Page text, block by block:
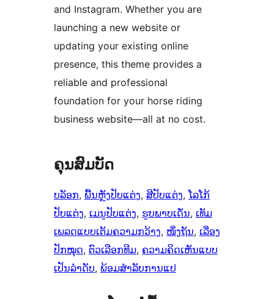
and Instagram. Whether you are
launching a new website or
updating your existing online
presence, this theme provides a
reliable and professional
foundation for your horse riding
business website—all at no cost.
ຄຸນສົມບັດ
ບລັອກ, ພື້ນຫຼັງປັບແຕ່ງ, ສີປັບແຕ່ງ, ໂລໂກ້
ປັບແຕ່ງ, ເມນູປັບແຕ່ງ, ຮູບພາບເດັ່ນ, ເທັມ
ເພລດແບບເຕັມຄວາມກວ້າງ, ໜຶ່ງຖັນ, ເລື່ອງ
ປັກໝຸດ, ຕົວເລືອກທີມ, ຄວາມຄິດເຫັນແບບ
ເປັນລຳດັບ, ພ້ອມສຳລັບການແປ